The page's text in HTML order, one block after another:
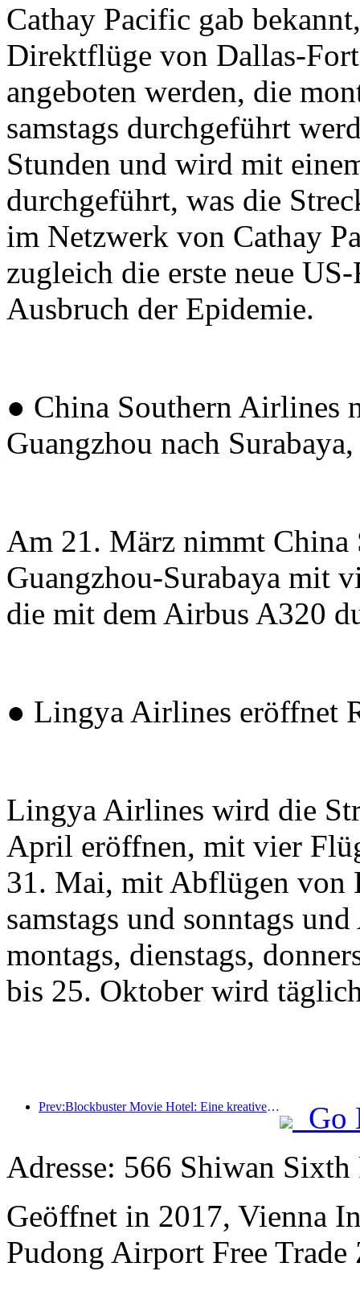
Cathay Pacific gab
Direktflüge von Dallas-
angeboten werden, die
samstags durchgeführt
Stunden und wird mit
durchgeführt, was die
im Netzwerk von Cathay
zugleich die erste neue
Ausbruch der Epidemie.
● China Southern Airlines
Guangzhou nach
Am 21. März nimmt China
Guangzhou-Surabaya mit
die mit dem Airbus A320
● Lingya Airlines eröffnet
Lingya Airlines wird die
April eröffnen, mit vier
31. Mai, mit Abflügen von
samstags und sonntags
montags, dienstags,
bis 25. Oktober wird
Prev:Blockbuster Movie Hotel: Eine kreative Fusion aus Filmkultur und Übernachtungserlebnis
Go
Adresse: 566 Shiwan
Geöffnet in 2017, Vienna
Pudong Airport Free Trade